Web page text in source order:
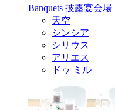
Banquets 披露宴会場
天空
シンシア
シリウス
アリエス
ドゥ ミル